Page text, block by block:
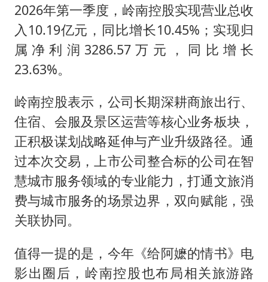
2026年第一季度，岭南控股实现营业总收
入10.19亿元，同比增长10.45%；实现归
属净利润3286.57万元，同比增长
23.63%。
岭南控股表示，公司长期深耕商旅出行、
住宿、会服及景区运营等核心业务板块，
正积极谋划战略延伸与产业升级路径。通
过本次交易，上市公司整合标的公司在智
慧城市服务领域的专业能力，打通文旅消
费与城市服务的场景边界，双向赋能，强
关联协同。
值得一提的是，今年《给阿嬷的情书》电
影出圈后，岭南控股也布局相关旅游路